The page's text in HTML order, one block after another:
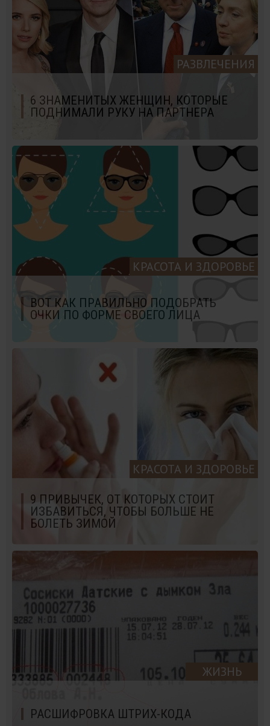
РАЗВЛЕЧЕНИЯ
6 ЗНАМЕНИТЫХ ЖЕНЩИН, КОТОРЫЕ
ПОДНИМАЛИ РУКУ НА ПАРТНЕРА
КРАСОТА И ЗДОРОВЬЕ
ВОТ КАК ПРАВИЛЬНО ПОДОБРАТЬ
ОЧКИ ПО ФОРМЕ СВОЕГО ЛИЦА
КРАСОТА И ЗДОРОВЬЕ
9 ПРИВЫЧЕК, ОТ КОТОРЫХ СТОИТ
ИЗБАВИТЬСЯ, ЧТОБЫ БОЛЬШЕ НЕ
БОЛЕТЬ ЗИМОЙ
ЖИЗНЬ
РАСШИФРОВКА ШТРИХ-КОДА